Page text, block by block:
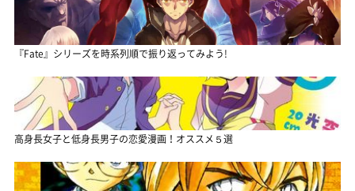
『Fate』シリーズを時系列順で振り返ってみよう!
高身長女子と低身長男子の恋愛漫画！オススメ５選